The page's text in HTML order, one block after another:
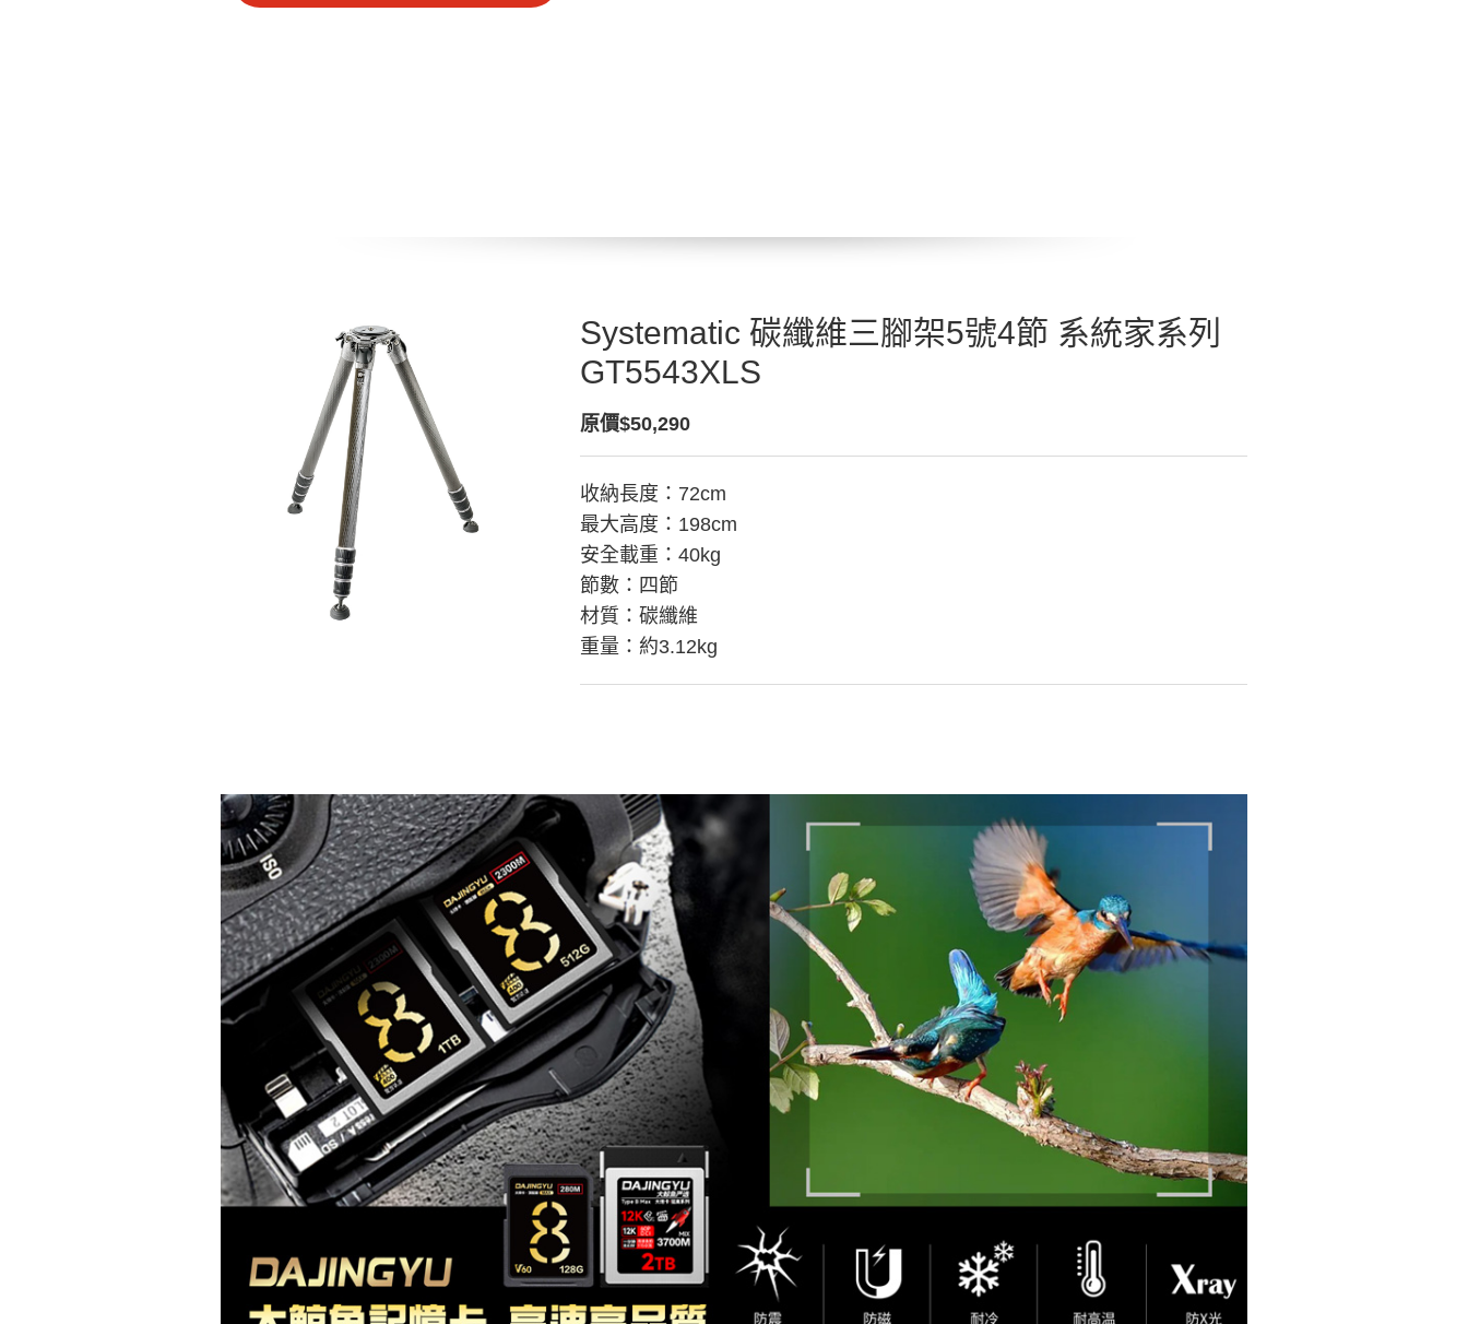
Systematic 碳纖維三腳架5號4節 系統家系列
GT5543XLS
原價$50,290
收納長度：72cm
最大高度：198cm
安全載重：40kg
節數：四節
材質：碳纖維
重量：約3.12kg